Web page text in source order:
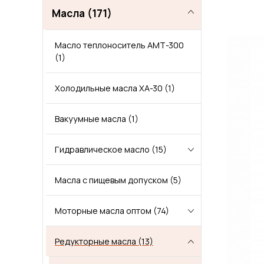
Масла (171)
Масло теплоноситель АМТ-300
(1)
Холодильные масла ХА-30 (1)
Вакуумные масла (1)
Гидравлическое масло (15)
Масло гидравлическое ВМГЗ(1)
Масло гидравлическое МГЕ
Гидравлическое масло HVLP
Масла с пищевым допуском (5)
Моторные масла оптом (74)
Масла для 4-тактных
Редукторные масла (13)
ПРОКАТНЫЕ МАСЛА
ОСЕВЫЕ МАСЛА
МОТОРНОЕ МАСЛО ДЛЯ СУДОВЫХ ДВИГАТЕЛЕЙ
МАСЛА ДЛЯ НАПРАВЛЯЮЩИХ СКОЛЬЖЕНИЯ
КОМПРЕССОРНОЕ МАСЛО
ТУРБИННЫЕ МАСЛА
СПЕЦИАЛЬНЫЕ МАСЛА
МАСЛА ОБЩЕГО НАЗНАЧЕНИЯ (БАЗОВЫЕ)
МНОГОЦЕЛЕВЫЕ СМАЗКИ
ИНДУСТРИАЛЬНЫЕ СМАЗКИ
ТЕХНОЛОГИЧЕСКИЕ СМАЗКИ
ЖЕЛЕЗНОДОРОЖНЫЕ СМАЗКИ
КАНАТНЫЕ СМАЗКИ
СИЛИКОНОВЫЕ СМАЗКИ
АНТИФРИКЦИОННЫЕ СМАЗКИ
ОЧИСТИТЕЛИ